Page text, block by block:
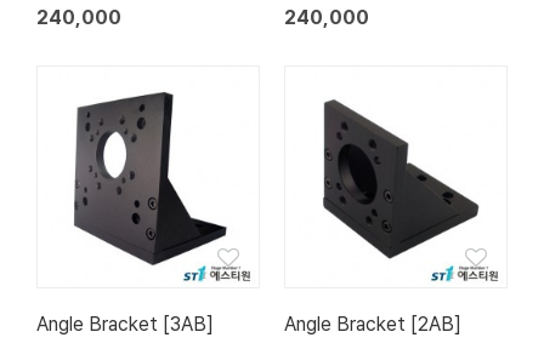
240,000
240,000
Angle Bracket [3AB]
Angle Bracket [2AB]